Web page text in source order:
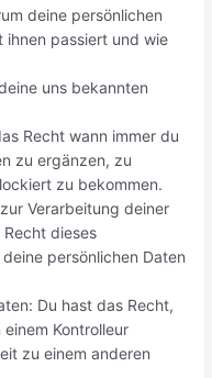
deine persönlichen
ihnen passiert und wie
uns bekannten
Recht wann immer du
zu ergänzen, zu
zu bekommen.
Verarbeitung deiner
dieses
persönlichen Daten
Du hast das Recht,
Kontrolleur
zu einem anderen